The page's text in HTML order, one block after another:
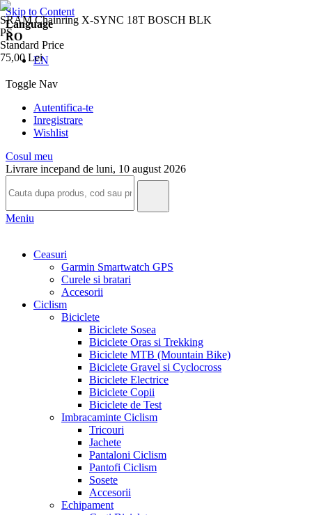
Skip to Content
Language
RO
EN
Toggle Nav
Autentifica-te
Inregistrare
Wishlist
Cosul meu
Livrare incepand de luni, 10 august 2026
Meniu
Ceasuri
Garmin Smartwatch GPS
Curele si bratari
Accesorii
Ciclism
Biciclete
Biciclete Sosea
Biciclete Oras si Trekking
Biciclete MTB (Mountain Bike)
Biciclete Gravel si Cyclocross
Biciclete Electrice
Biciclete Copii
Biciclete de Test
Imbracaminte Ciclism
Tricouri
Jachete
Pantaloni Ciclism
Pantofi Ciclism
Sosete
Accesorii
Echipament
SRAM Chainring X-SYNC 18T BOSCH BLK
PS
Standard Price
75,00 Lei